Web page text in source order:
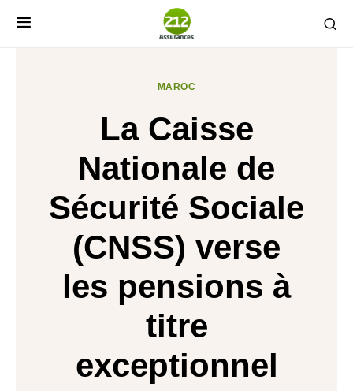
MAROC
La Caisse
Nationale de
Sécurité Sociale
(CNSS) verse
les pensions à
titre
exceptionnel